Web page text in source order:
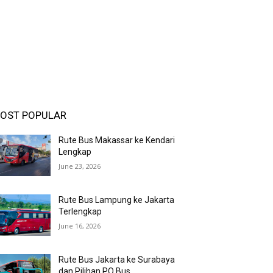
POPULAR
Rute Bus Makassar ke Kendari
Lengkap
June 23, 2026
Rute Bus Lampung ke Jakarta
Terlengkap
June 16, 2026
Rute Bus Jakarta ke Surabaya